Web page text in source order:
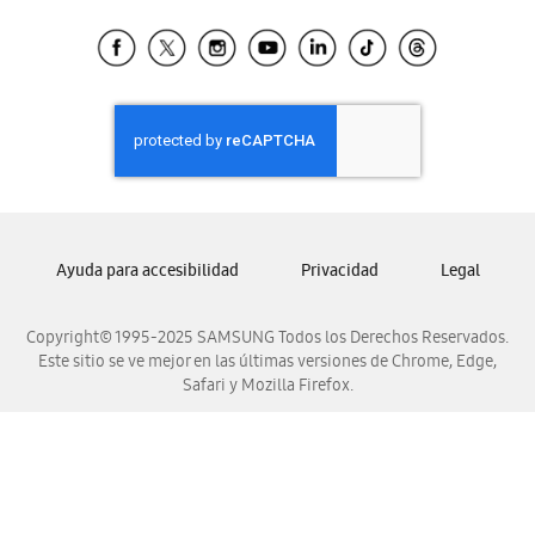
Samsung Ecuador
Samsung El Salvador
Samsung Guatemala
Samsung Honduras
Samsung Nicaragua
Samsung Venezuela
Copyright© 1995-2025 SAMSUNG Todos los Derechos Reservados.
Este sitio se ve mejor en las últimas versiones de Chrome, Edge,
Safari y Mozilla Firefox.
Ayuda para accesibilidad Privacidad Legal